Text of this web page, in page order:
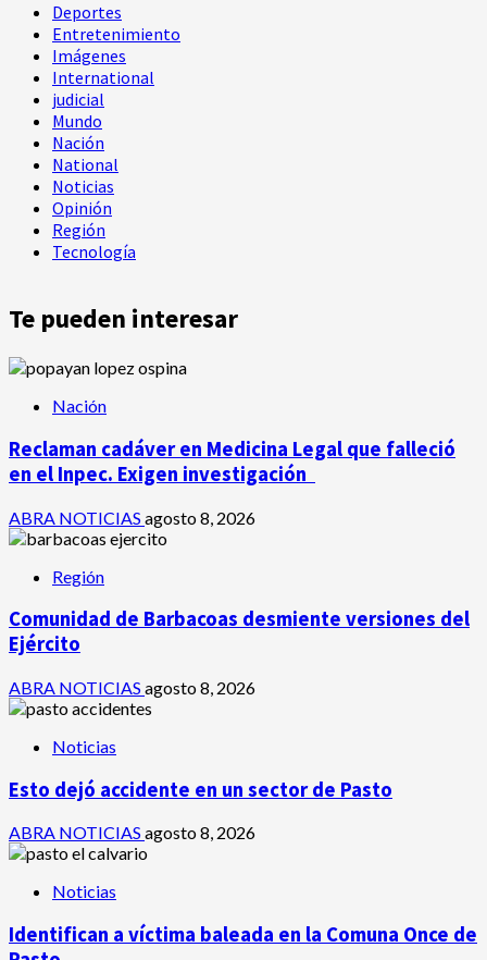
Deportes
Entretenimiento
Imágenes
International
judicial
Mundo
Nación
National
Noticias
Opinión
Región
Tecnología
Te pueden interesar
Nación
Reclaman cadáver en Medicina Legal que falleció
en el Inpec. Exigen investigación
ABRA NOTICIAS agosto 8, 2026
Región
Comunidad de Barbacoas desmiente versiones del
Ejército
ABRA NOTICIAS agosto 8, 2026
Noticias
Esto dejó accidente en un sector de Pasto
ABRA NOTICIAS agosto 8, 2026
Noticias
Identifican a víctima baleada en la Comuna Once de